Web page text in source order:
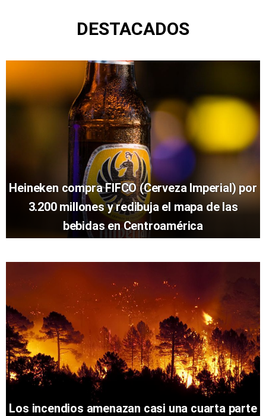
DESTACADOS
Heineken compra FIFCO (Cerveza Imperial) por
3.200 millones y redibuja el mapa de las
bebidas en Centroamérica
Los incendios amenazan casi una cuarta parte